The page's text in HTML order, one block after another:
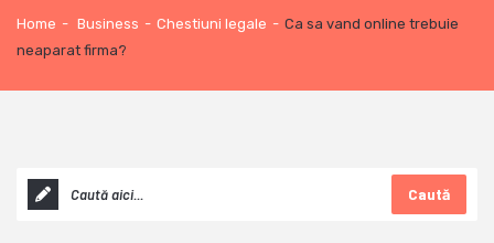
Home - Business - Chestiuni legale - Ca sa vand online trebuie
neaparat firma?
Caută